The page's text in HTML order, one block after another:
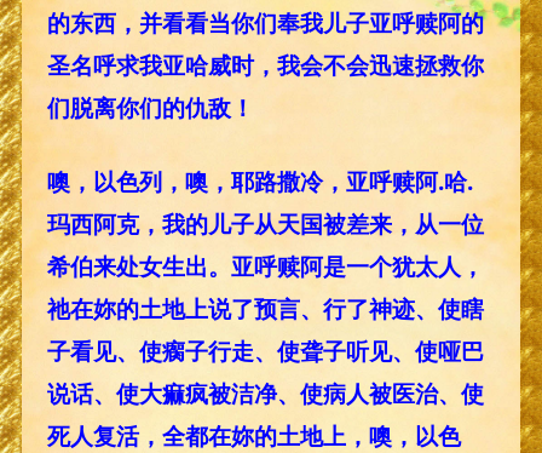
的东西，并看看当你们奉我儿子亚呼赎阿的
圣名呼求我亚哈威时，我会不会迅速拯救你
们脱离你们的仇敌！
噢，以色列，噢，耶路撒冷，亚呼赎阿.哈.
玛西阿克，我的儿子从天国被差来，从一位
希伯来处女生出。亚呼赎阿是一个犹太人，
祂在妳的土地上说了预言、行了神迹、使瞎
子看见、使瘸子行走、使聋子听见、使哑巴
说话、使大痲疯被洁净、使病人被医治、使
死人复活，全都在妳的土地上，噢，以色